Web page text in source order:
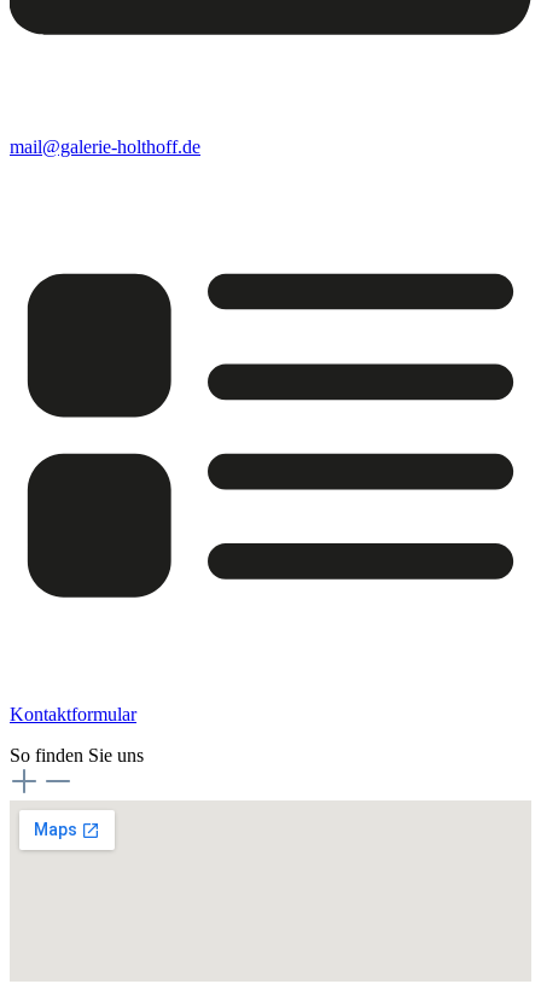
mail@galerie-holthoff.de
Kontaktformular
So finden Sie uns